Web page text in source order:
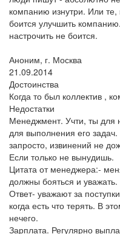
компанию изнутри. Или те,
боится улучшить
настрочить не боится.
Аноним, г. Москва
21.09.2014
Достоинства
Когда то был коллектив ,
Недостатки
Менеджмент. Учти, ты для
для выполнения его
запросто, извинений не
Если только не вынудишь.
Цитата от менеджера:-
должны бояться и уважать.
Ответ- уважают за
когда есть что терять. В
нечего.
Зарплата. Регулярно